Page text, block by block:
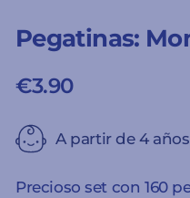
Pegatinas:
€3.90
A partir de 4 años
Precioso set con 160